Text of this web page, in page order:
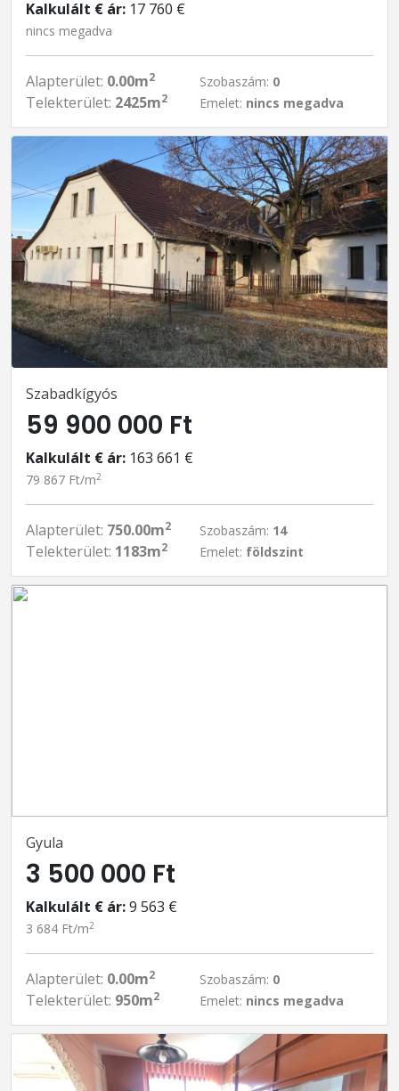
Kalkulált € ár: 17 760 €
nincs megadva
Alapterület: 0.00m2
Telekterület: 2425m2
Szobaszám: 0
Emelet: nincs megadva
Szabadkígyós
59 900 000 Ft
Kalkulált € ár: 163 661 €
79 867 Ft/m2
Alapterület: 750.00m2
Telekterület: 1183m2
Szobaszám: 14
Emelet: földszint
Gyula
3 500 000 Ft
Kalkulált € ár:9 563 €
3 684 Ft/m2
Alapterület: 0.00m2
Telekterület: 950m2
Szobaszám: 0
Emelet: nincs megadva